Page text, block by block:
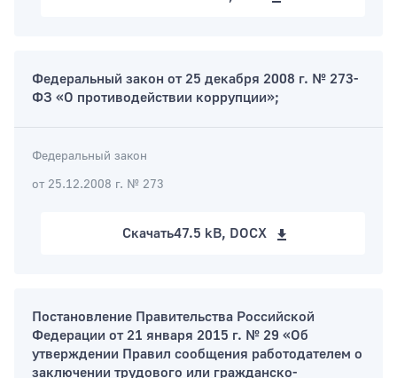
Федеральный закон от 25 декабря 2008 г. № 273-
ФЗ «О противодействии коррупции»;
Федеральный закон
от 25.12.2008 г. № 273
Скачать47.5 kB, DOCX
Постановление Правительства Российской
Федерации от 21 января 2015 г. № 29 «Об
утверждении Правил сообщения работодателем о
заключении трудового или гражданско-